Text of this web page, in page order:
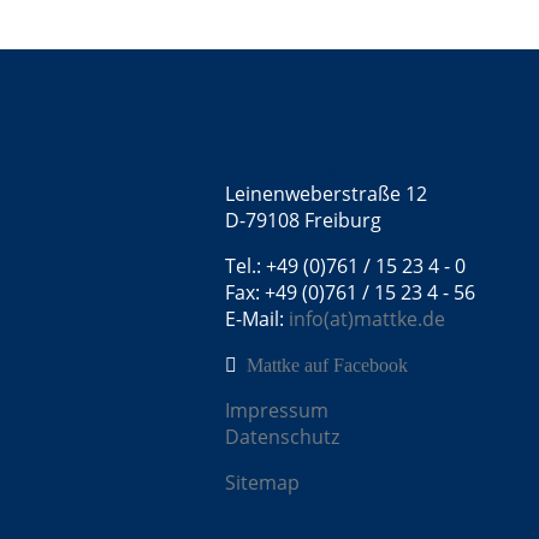
Leinenweberstraße 12
D-79108 Freiburg
Tel.: +49 (0)761 / 15 23 4 - 0
Fax: +49 (0)761 / 15 23 4 - 56
E-Mail: info(at)mattke.de
Mattke auf Facebook
Impressum
Datenschutz
Sitemap